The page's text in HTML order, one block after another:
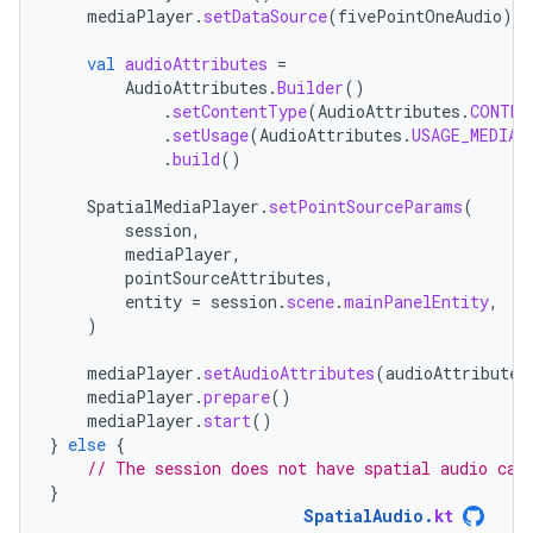
mediaPlayer . setDataSource(fivePointOneAudio)
val audioAttributes =
AudioAttributes .Builder()
. setContentType(AudioAttributes .
. setUsage(AudioAttributes .USAGE_MEDIA
.build()
SpatialMediaPlayer . setPointSourceParams(
session,
mediaPlayer,
pointSourceAttributes,
entity = session . scene.mainPanelEntity,
)
mediaPlayer . setAudioAttributes(audioAttributes
mediaPlayer .prepare()
mediaPlayer . start()
} else {
// The session does not have spatial audio
}
SpatialAudio . kt